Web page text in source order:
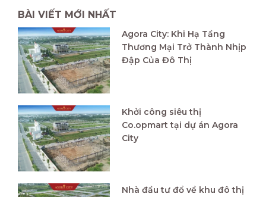
BÀI VIẾT MỚI NHẤT
Agora City: Khi Hạ Tầng
Thương Mại Trở Thành Nhịp
Đập Của Đô Thị
Khởi công siêu thị
Co.opmart tại dự án Agora
City
Nhà đầu tư đổ về khu đô thị